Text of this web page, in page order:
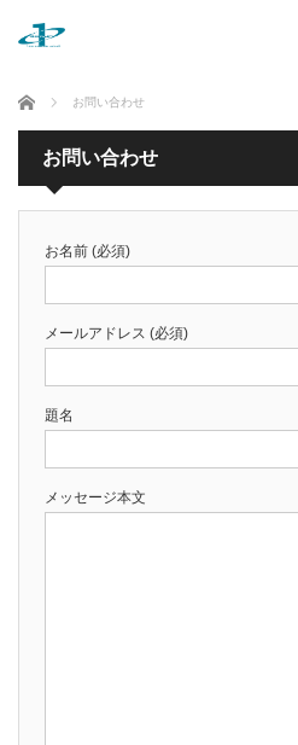
ホーム お問い合わせ
お問い合わせ
お名前 (必須)
メールアドレス (必須)
題名
メッセージ本文